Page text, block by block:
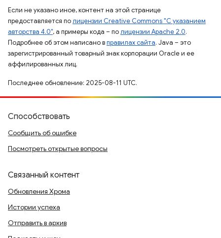
Если не указано иное, контент на этой странице
предоставляется полицензии Creative Commons "С указанием
авторства 4.0", а примеры кода – полицензии Apache 2.0.
Подробнее об этом написано вправилах сайта. Java – это
зарегистрированный товарный знак корпорации Oracle и ее
аффилированных лиц.
Последнее обновление: 2025-08-11 UTC.
Способствовать
Сообщить об ошибке
Посмотреть открытые вопросы
Связанный контент
Обновления Хрома
Истории успеха
Отправить в архив